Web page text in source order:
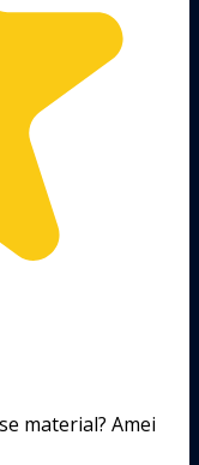
material? Amei